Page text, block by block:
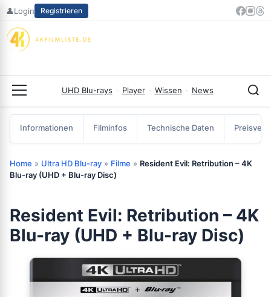
Zum
springen
👤Login Registrieren
UHD Blu-rays · Player · Wissen · News
Informationen Filminfos Technische Daten
Home » Ultra HD Blu-ray » Filme » Resident Evil: Retribution – 4K
Blu-ray (UHD + Blu-ray Disc)
Resident Evil: Retribution – 4K
Blu-ray (UHD + Blu-ray Disc)